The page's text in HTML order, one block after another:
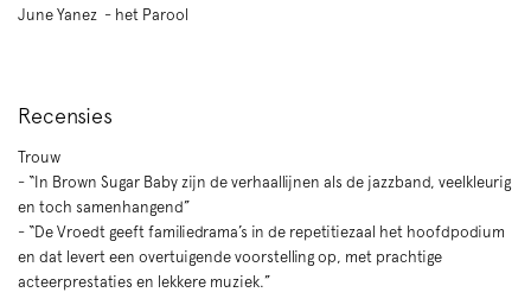
June Yanez - het Parool
Recensies
Trouw
- “In Brown Sugar Baby zijn de verhaallijnen als de jazzband, veelkleurig
en toch samenhangend”
- “De Vroedt geeft familiedrama’s in de repetitiezaal het hoofdpodium
en dat levert een overtuigende voorstelling op, met prachtige
acteerprestaties en lekkere muziek.”